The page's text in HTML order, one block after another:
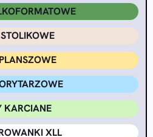
KARCIANE
XLL